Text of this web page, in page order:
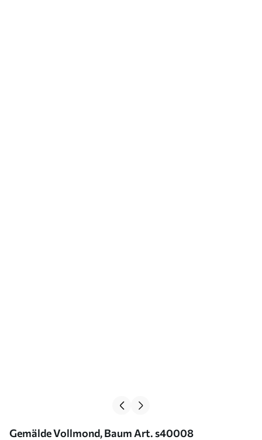
Gemälde Vollmond, Baum Art. s40008